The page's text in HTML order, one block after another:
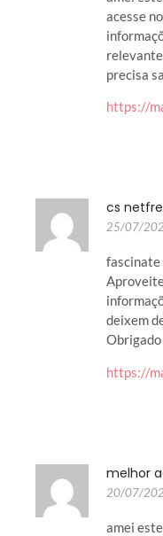
acesse
precisa
https://
cs
25/07/
fascinate
deixem
Obrigado
https://
melhor
20/07/
amei